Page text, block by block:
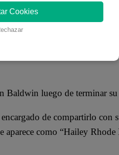
habían casado en la oficina
Baldwin luego de terminar
encargado de compartirlo
aparece como “Hailey
Cookies